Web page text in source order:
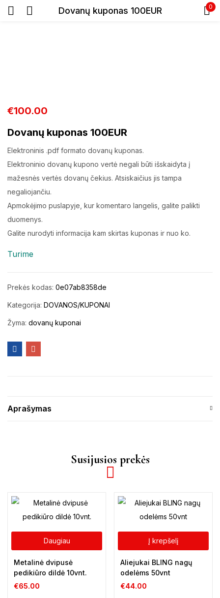
Dovanų kuponas 100EUR 0
€100.00
Dovanų kuponas 100EUR
Elektroninis .pdf formato dovanų kuponas.
Elektroninio dovanų kupono vertė negali būti išskaidyta į
mažesnės vertės dovanų čekius. Atsiskaičius jis tampa
negaliojančiu.
Apmokėjimo puslapyje, kur komentaro langelis, galite palikti
duomenys.
Galite nurodyti informacija kam skirtas kuponas ir nuo ko.
Turime
Prekės kodas: 0e07ab8358de
Kategorija: DOVANOS/KUPONAI
Žyma: dovanų kuponai
Aprašymas
Susijusios prekės
Daugiau
Metalinė dvipusė
pedikiūro dildė 10vnt.
€65.00
Į krepšelį
Aliejukai BLING nagų
odelėms 50vnt
€44.00
Prisiminti slaptažodį
Pamiršote slaptažodį?
Prisijungti